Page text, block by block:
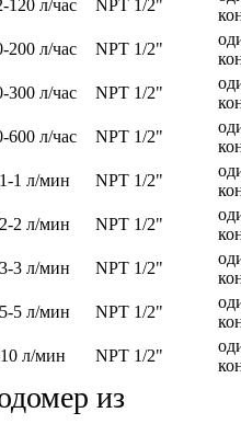
120 л/час NPT 1/2"
200 л/час NPT 1/2"
300 л/час NPT 1/2"
600 л/час NPT 1/2"
1 л/мин NPT 1/2"
2 л/мин NPT 1/2"
3 л/мин NPT 1/2"
5 л/мин NPT 1/2"
л/мин NPT 1/2"
из